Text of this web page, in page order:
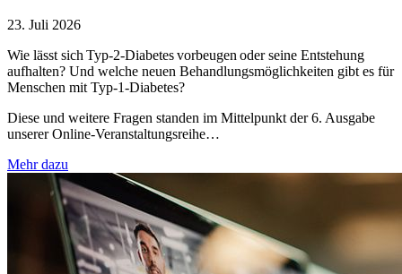
23. Juli 2026
Wie lässt sich Typ-2-Diabetes vorbeugen oder seine Entstehung
aufhalten? Und welche neuen Behandlungsmöglichkeiten gibt es für
Menschen mit Typ-1-Diabetes?
Diese und weitere Fragen standen im Mittelpunkt der 6. Ausgabe
unserer Online-Veranstaltungsreihe…
Mehr dazu